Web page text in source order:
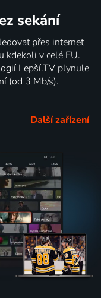
sekání
přes internet
kdekoli v celé EU.
Lepší.TV plynule
(od 3 Mb/s).
Další zařízení